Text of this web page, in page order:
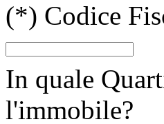
(*) Codice
In quale
l'immobile?